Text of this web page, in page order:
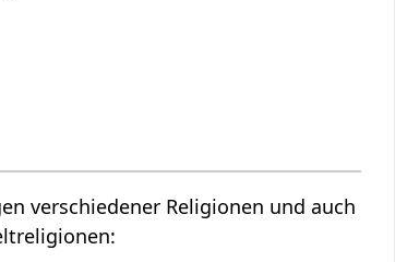
verschiedener Religionen und auch